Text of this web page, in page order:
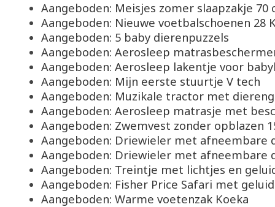
Aangeboden: Meisjes zomer slaapzakje 70
Aangeboden: Nieuwe voetbalschoenen 28
Aangeboden: 5 baby dierenpuzzels
Aangeboden: Aerosleep
Aangeboden: Aerosleep lakentje voor
Aangeboden: Mijn eerste stuurtje V tech
Aangeboden: Muzikale tractor met
Aangeboden: Aerosleep matrasje met
Aangeboden: Zwemvest zonder opblazen
Aangeboden: Driewieler met afneembare
Aangeboden: Driewieler met afneembare
Aangeboden: Treintje met lichtjes en
Aangeboden: Fisher Price Safari met
Aangeboden: Warme voetenzak Koeka